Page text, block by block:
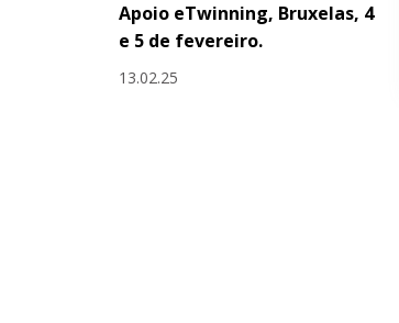
Apoio eTwinning, Bruxelas, 4
e 5 de fevereiro.
13.02.25